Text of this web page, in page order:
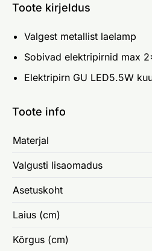
Toote kirjeldus
Valgest metallist laelamp
Sobivad elektripirnid max
Elektripirn GU LED5.5W
Toote info
Materjal
Valgusti lisaomadus
Asetuskoht
Laius (cm)
Kõrgus (cm)